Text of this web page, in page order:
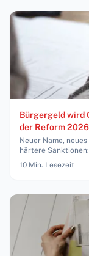
Bürgergeld wird
der Reform
Neuer Name,
härtere
Grundsicherung ab
Zeitplan.
10 Min. Lesezeit